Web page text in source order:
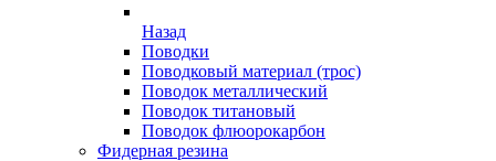
Назад
Поводки
Поводковый материал (трос)
Поводок металлический
Поводок титановый
Поводок флюорокарбон
Фидерная резина